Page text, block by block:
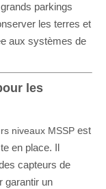
parkings
les terres et
aux systèmes de
les
niveaux MSSP est
en place. Il
capteurs de
garantir un